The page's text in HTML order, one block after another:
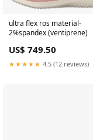
ultra flex ros material-
2%spandex (ventiprene)
US$ 749.50
★★★★★ 4.5 (12 reviews)